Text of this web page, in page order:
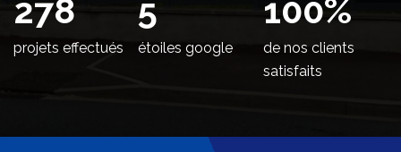
342
projets effectués
5
étoiles google
100%
de nos clients
satisfaits